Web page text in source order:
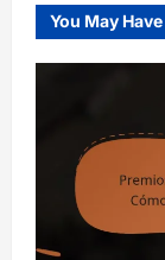
You May